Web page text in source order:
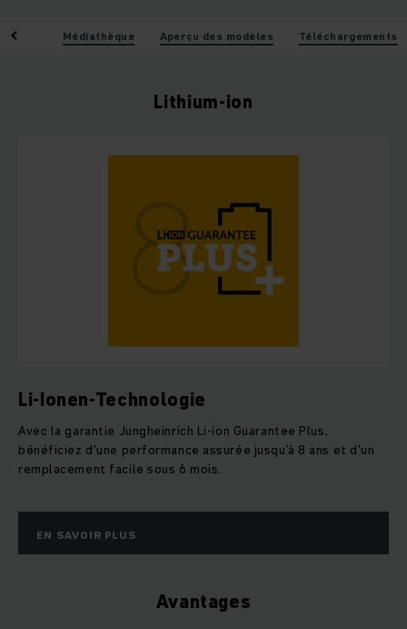
Médiathèque Aperçu des modèles Téléchargements
Lithium-ion
Li-Ionen-Technologie
Avec la garantie Jungheinrich Li-ion Guarantee Plus,
bénéficiez d’une performance assurée jusqu’à 8 ans et d’un
remplacement facile sous 6 mois.
EN SAVOIR PLUS
Avantages